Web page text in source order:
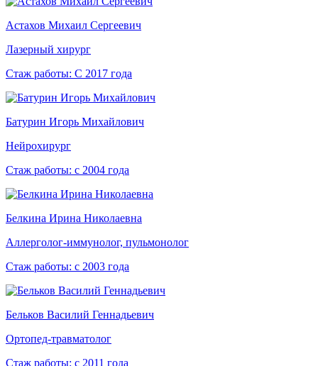
Астахов Михаил Сергеевич
Лазерный хирург
Стаж работы: С 2017 года
Батурин Игорь Михайлович
Нейрохирург
Стаж работы: с 2004 года
Белкина Ирина Николаевна
Аллерголог-иммунолог, пульмонолог
Стаж работы: с 2003 года
Бельков Василий Геннадьевич
Ортопед-травматолог
Стаж работы: с 2011 года